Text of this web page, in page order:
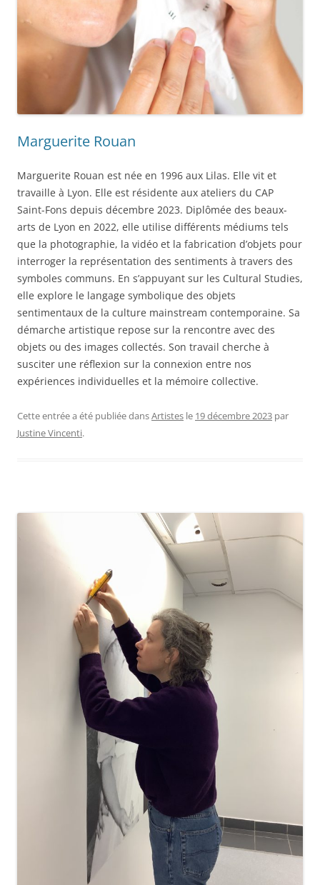
Marguerite Rouan
Marguerite Rouan est née en 1996 aux Lilas. Elle vit et
travaille à Lyon. Elle est résidente aux ateliers du CAP
Saint-Fons depuis décembre 2023. Diplômée des beaux-
arts de Lyon en 2022, elle utilise différents médiums tels
que la photographie, la vidéo et la fabrication d’objets pour
interroger la représentation des sentiments à travers des
symboles communs. En s’appuyant sur les Cultural Studies,
elle explore le langage symbolique des objets
sentimentaux de la culture mainstream contemporaine. Sa
démarche artistique repose sur la rencontre avec des
objets ou des images collectés. Son travail cherche à
susciter une réflexion sur la connexion entre nos
expériences individuelles et la mémoire collective.
Cette entrée a été publiée dansArtistes le 19 décembre 2023 par
Justine Vincenti.